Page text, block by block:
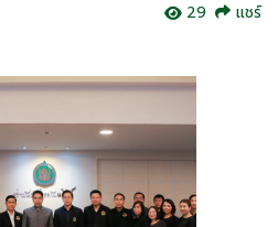
29
แชร์